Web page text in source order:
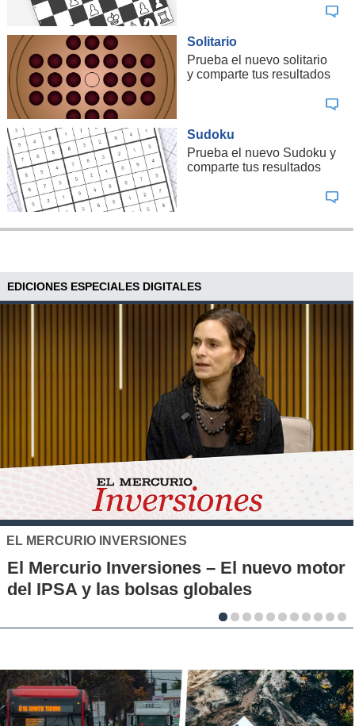
Solitario
Prueba el nuevo solitario
y comparte tus resultados
Sudoku
Prueba el nuevo Sudoku y
comparte tus resultados
EDICIONES ESPECIALES DIGITALES
– El nuevo motor
SANTO TOMÁS
IP-CFT Santo Tomás
Municipales firman
la innovación en los